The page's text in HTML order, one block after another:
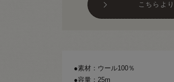
こちらよ
●素材：ウール100％
●容量：25m